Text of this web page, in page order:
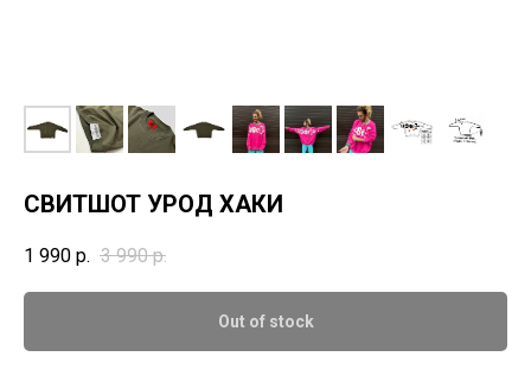
СВИТШОТ УРОД ХАКИ
1 990 р. 3 990 р.
Out of stock